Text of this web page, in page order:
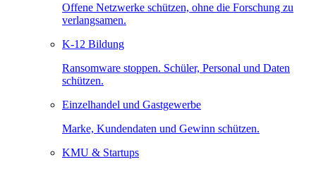
Offene Netzwerke schützen, ohne die Forschung zu
verlangsamen.
K-12 Bildung
Ransomware stoppen. Schüler, Personal und Daten
schützen.
Einzelhandel und Gastgewerbe
Marke, Kundendaten und Gewinn schützen.
KMU & Startups